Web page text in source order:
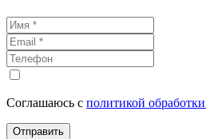
Соглашаюсь с политикой